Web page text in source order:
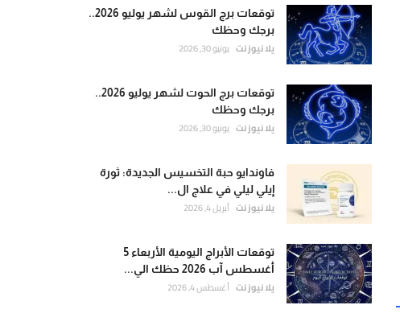
توقعات برج القوس لشهر يوليو 2026..
برجك وحظك
يلا نيوز نت يونيو 30, 2026
توقعات برج الحوت لشهر يوليو 2026..
برجك وحظك
يلا نيوز نت يونيو 30, 2026
فاوندايو حبة التخسيس الجديدة: ثورة
إيلي ليلي في علاج ال...
يلا نيوز نت أبريل 4, 2026
توقعات الأبراج اليومية الأربعاء 5
أغسطس آب 2026 حظك الي...
يلا نيوز نت أغسطس 4, 2026